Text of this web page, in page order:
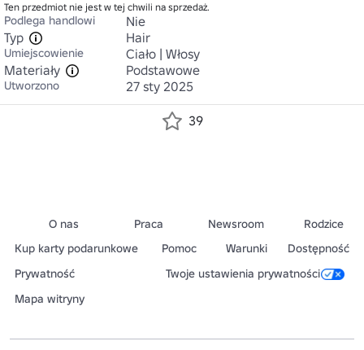
Ten przedmiot nie jest w tej chwili na sprzedaż.
Podlega handlowi
Nie
Typ
Hair
Umiejscowienie
Ciało | Włosy
Materiały
Podstawowe
Utworzono 27 sty 2025
39
O nas Praca Newsroom
Rodzice
Kup karty podarunkowe
Pomoc Warunki
Dostępność
Prywatność
Twoje ustawienia prywatności
Mapa witryny